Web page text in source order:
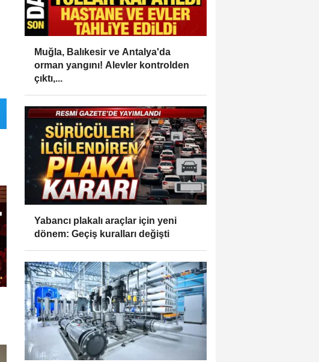
Muğla, Balıkesir ve Antalya'da
orman yangını! Alevler kontrolden
çıktı,...
Yabancı plakalı araçlar için yeni
dönem: Geçiş kuralları değişti